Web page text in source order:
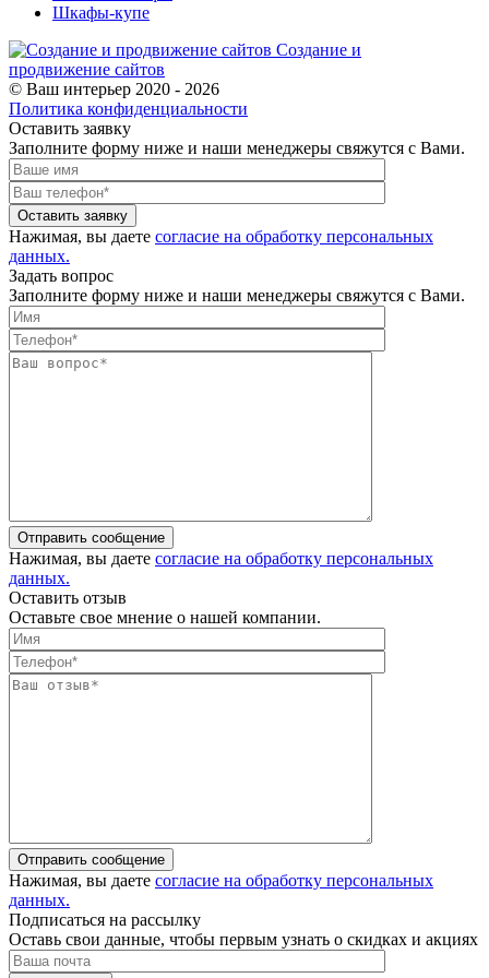
Шкафы-купе
Создание и
продвижение сайтов
© Ваш интерьер 2020 - 2026
Политика конфиденциальности
Оставить заявку
Заполните форму ниже и наши менеджеры свяжутся с Вами.
Оставить заявку
Нажимая, вы даете согласие на обработку персональных
данных.
Задать вопрос
Заполните форму ниже и наши менеджеры свяжутся с Вами.
Отправить сообщение
Нажимая, вы даете согласие на обработку персональных
данных.
Оставить отзыв
Оставьте свое мнение о нашей компании.
Отправить сообщение
Нажимая, вы даете согласие на обработку персональных
данных.
Подписаться на рассылку
Оставь свои данные, чтобы первым узнать о скидках и акциях